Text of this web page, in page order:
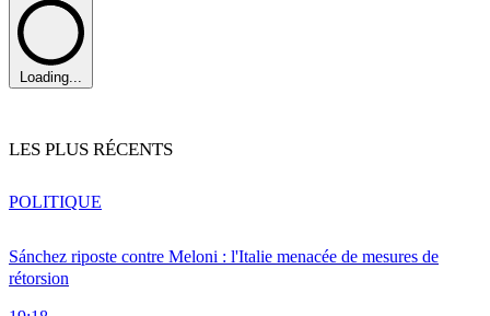
Loading...
LES PLUS RÉCENTS
Sánchez riposte contre Meloni : l'Italie menacée de mesures de
rétorsion
POLITIQUE